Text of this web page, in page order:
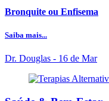
Bronquite ou Enfisema
Saiba mais...
Dr. Douglas - 16 de Mar